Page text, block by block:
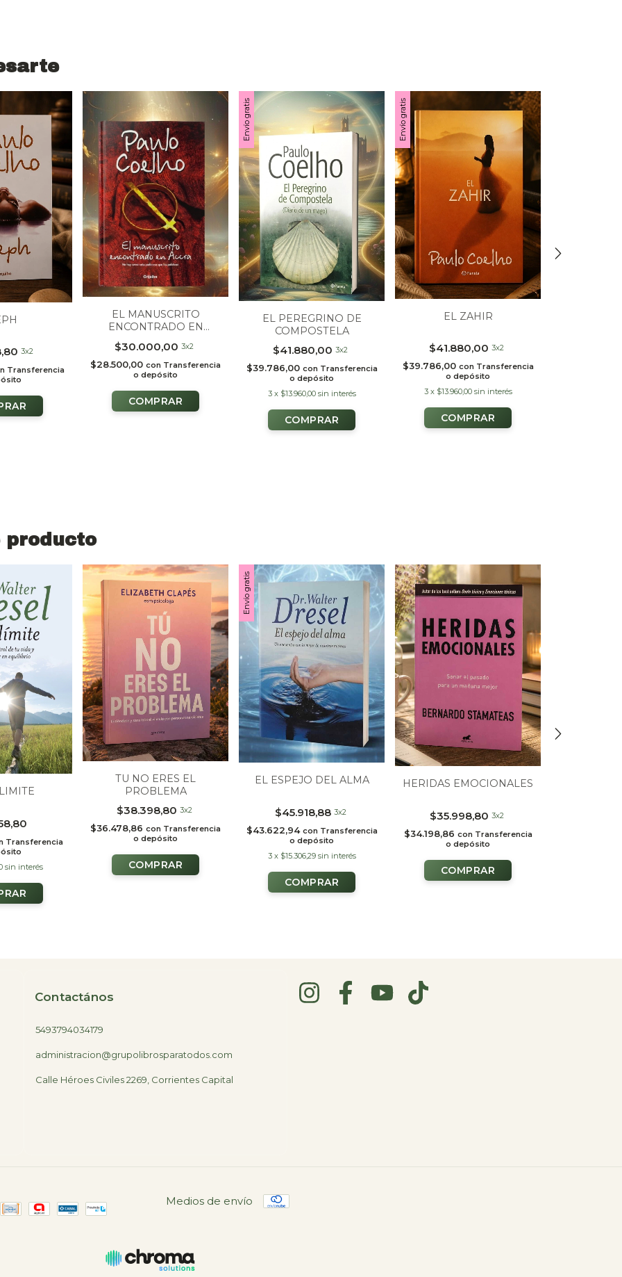
3x2
Transferencia
EL MANUSCRITO
ENCONTRADO EN
$30.000,00 3x2
$28.500,00 con Transferencia
o depósito
Envío gratis
EL PEREGRINO DE
COMPOSTELA
$41.880,00 3x2
$39.786,00 con Transferencia
o depósito
3 x $13.960,00 sin interés
Envío gratis
EL ZAHIR
$41.880,00 3x2
$39.786,00 con Transferencia
o depósito
3 x $13.960,00 sin interés
producto
Transferencia
sin interés
TU NO ERES EL
PROBLEMA
$38.398,80 3x2
$36.478,86 con Transferencia
o depósito
Envío gratis
EL ESPEJO DEL ALMA
$45.918,88 3x2
$43.622,94 con Transferencia
o depósito
3 x $15.306,29 sin interés
HERIDAS EMOCIONALES
$35.998,80 3x2
$34.198,86 con Transferencia
o depósito
Contactános
5493794034179
administracion@grupolibrosparatodos.com
Calle Héroes Civiles 2269, Corrientes Capital
Medios de envío